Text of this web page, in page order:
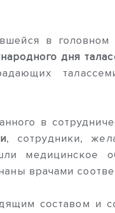
в головном
дня
в
, сотрудники,
медицинское
врачами
составом и